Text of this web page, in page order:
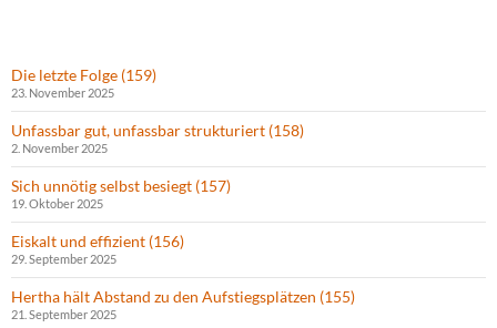
Die letzte Folge (159)
23. November 2025
Unfassbar gut, unfassbar strukturiert (158)
2. November 2025
Sich unnötig selbst besiegt (157)
19. Oktober 2025
Eiskalt und effizient (156)
29. September 2025
Hertha hält Abstand zu den Aufstiegsplätzen (155)
21. September 2025